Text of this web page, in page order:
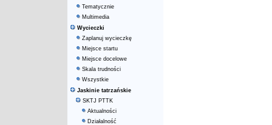
Tematycznie
Multimedia
Wycieczki
Zaplanuj wycieczkę
Miejsce startu
Miejsce docelowe
Skala trudności
Wszystkie
Jaskinie tatrzańskie
SKTJ PTTK
Aktualności
Działalność